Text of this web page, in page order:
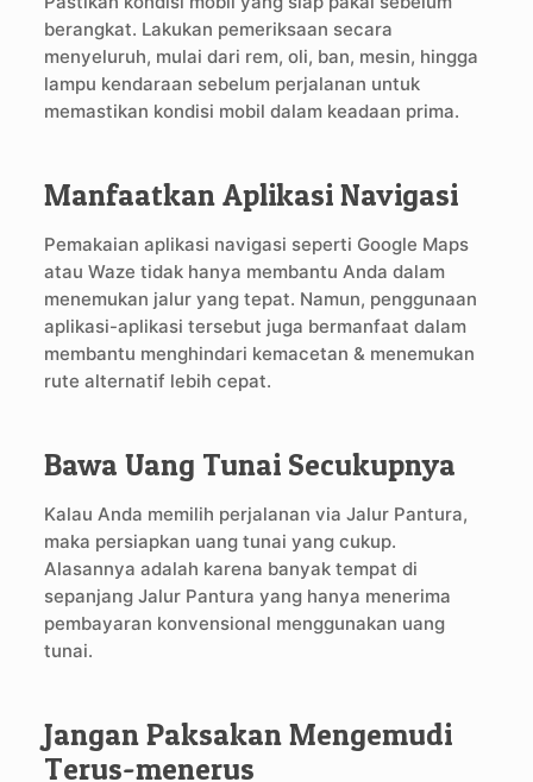
berangkat. Lakukan pemeriksaan secara
menyeluruh, mulai dari rem, oli, ban, mesin, hingga
lampu kendaraan sebelum perjalanan untuk
memastikan kondisi mobil dalam keadaan prima.
Manfaatkan Aplikasi Navigasi
Pemakaian aplikasi navigasi seperti Google Maps
atau Waze tidak hanya membantu Anda dalam
menemukan jalur yang tepat. Namun, penggunaan
aplikasi-aplikasi tersebut juga bermanfaat dalam
membantu menghindari kemacetan & menemukan
rute alternatif lebih cepat.
Bawa Uang Tunai Secukupnya
Kalau Anda memilih perjalanan via Jalur Pantura,
maka persiapkan uang tunai yang cukup.
Alasannya adalah karena banyak tempat di
sepanjang Jalur Pantura yang hanya menerima
pembayaran konvensional menggunakan uang
tunai.
Jangan Paksakan Mengemudi
Terus-menerus